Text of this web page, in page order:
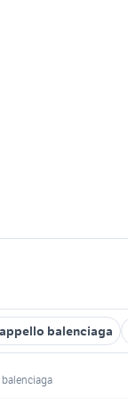
balenciaga
balenciaga